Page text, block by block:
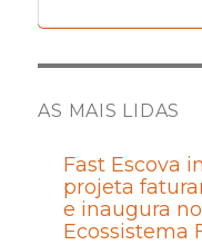
AS MAIS LIDAS
Fast Escova
projeta
e inaugura
Ecossistema